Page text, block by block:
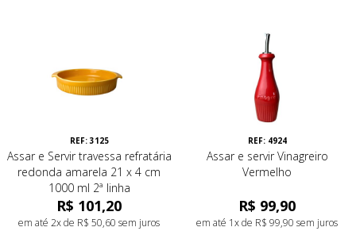
REF: 3125
Assar e Servir travessa refratária
redonda amarela 21 x 4 cm
1000 ml 2ª linha
R$ 101,20
em até 2x de R$ 50,60 sem juros
REF: 4924
Assar e servir Vinagreiro
Vermelho
R$ 99,90
em até 1x de R$ 99,90 sem juros